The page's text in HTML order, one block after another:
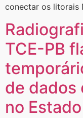
conectar os litorais
TCE-PB
de dados
no Estado